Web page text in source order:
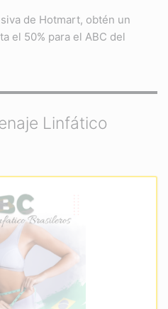
de Hotmart, obtén un
el 50% para el ABC del
Linfático